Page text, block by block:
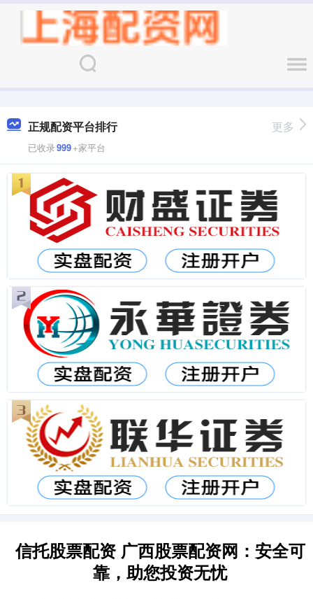
正规配资平台排行
已收录999+家平台
更多
信托股票配资 广西股票配资网：安全可
靠，助您投资无忧